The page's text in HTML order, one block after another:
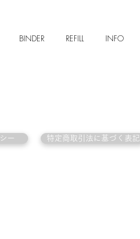
BINDER REFILL INFO
ー 特定商取引法に基づく表記